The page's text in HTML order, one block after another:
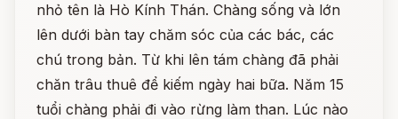
nhỏ tên là Hò Kính Thán. Chàng sống và lớn
lên dưới bàn tay chăm sóc của các bác, các
chú trong bản. Từ khi lên tám chàng đã phải
chăn trâu thuê để kiếm ngày hai bữa. Năm 15
tuổi chàng phải đi vào rừng làm than. Lúc nào